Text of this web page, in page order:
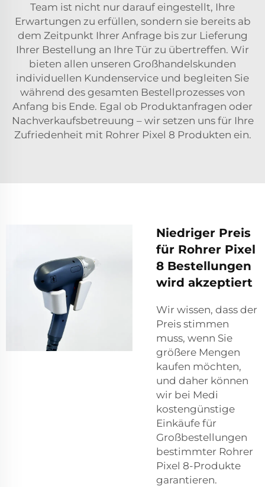
Team ist nicht nur darauf eingestellt, Ihre
Erwartungen zu erfüllen, sondern sie bereits ab
dem Zeitpunkt Ihrer Anfrage bis zur Lieferung
Ihrer Bestellung an Ihre Tür zu übertreffen. Wir
bieten allen unseren Großhandelskunden
individuellen Kundenservice und begleiten Sie
während des gesamten Bestellprozesses von
Anfang bis Ende. Egal ob Produktanfragen oder
Nachverkaufsbetreuung – wir setzen uns für Ihre
Zufriedenheit mit Rohrer Pixel 8 Produkten ein.
Niedriger Preis
für Rohrer Pixel
8 Bestellungen
wird akzeptiert
Wir wissen, dass der
Preis stimmen
muss, wenn Sie
größere Mengen
kaufen möchten,
und daher können
wir bei Medi
kostengünstige
Einkäufe für
Großbestellungen
bestimmter Rohrer
Pixel 8-Produkte
garantieren.